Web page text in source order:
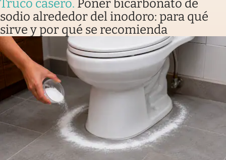
Truco casero. Poner bicarbonato de
sodio alrededor del inodoro: para qué
sirve y por qué se recomienda